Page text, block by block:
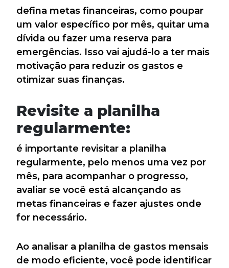
defina metas financeiras, como poupar
um valor específico por mês, quitar uma
dívida ou fazer uma reserva para
emergências. Isso vai ajudá-lo a ter mais
motivação para reduzir os gastos e
otimizar suas finanças.
Revisite a planilha
regularmente:
é importante revisitar a planilha
regularmente, pelo menos uma vez por
mês, para acompanhar o progresso,
avaliar se você está alcançando as
metas financeiras e fazer ajustes onde
for necessário.
Ao analisar a planilha de gastos mensais
de modo eficiente, você pode identificar